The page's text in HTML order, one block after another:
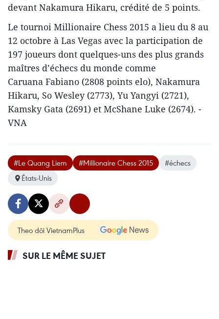
devant Nakamura Hikaru, crédité de 5 points.
Le tournoi Millionaire Chess 2015 a lieu du 8 au
12 octobre à Las Vegas avec la participation de
197 joueurs dont quelques-uns des plus grands
maîtres d’échecs du monde comme
Caruana Fabiano (2808 points elo), Nakamura
Hikaru, So Wesley (2773), Yu Yangyi (2721),
Kamsky Gata (2691) et McShane Luke (2674). -
VNA
#Le Quang Liem #Millionaire Chess 2015
#échecs
États-Unis
Theo dõi VietnamPlus
SUR LE MÊME SUJET